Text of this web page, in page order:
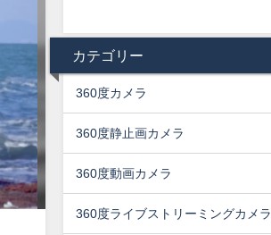
カテゴリー
360度カメラ
360度静止画カメラ
360度動画カメラ
360度ライブストリーミングカメラ